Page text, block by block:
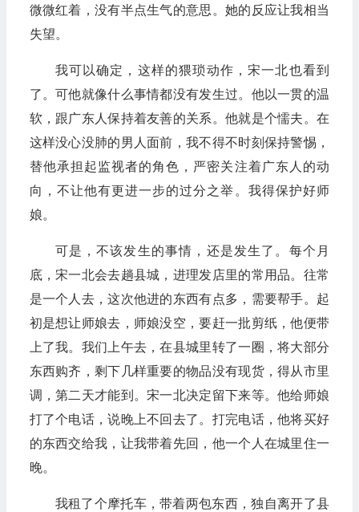
微微红着，没有半点生气的意思。她的反应让我相当
失望。
我可以确定，这样的猥琐动作，宋一北也看到
了。可他就像什么事情都没有发生过。他以一贯的温
软，跟广东人保持着友善的关系。他就是个懦夫。在
这样没心没肺的男人面前，我不得不时刻保持警惕，
替他承担起监视者的角色，严密关注着广东人的动
向，不让他有更进一步的过分之举。我得保护好师
娘。
可是，不该发生的事情，还是发生了。每个月
底，宋一北会去趟县城，进理发店里的常用品。往常
是一个人去，这次他进的东西有点多，需要帮手。起
初是想让师娘去，师娘没空，要赶一批剪纸，他便带
上了我。我们上午去，在县城里转了一圈，将大部分
东西购齐，剩下几样重要的物品没有现货，得从市里
调，第二天才能到。宋一北决定留下来等。他给师娘
打了个电话，说晚上不回去了。打完电话，他将买好
的东西交给我，让我带着先回，他一个人在城里住一
晚。
我租了个摩托车，带着两包东西，独自离开了县